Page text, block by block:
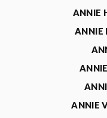
ANNIE
ANNIE
ANNIE